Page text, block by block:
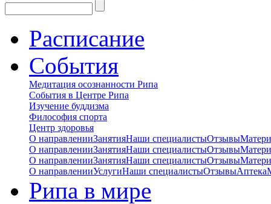
Расписание
События
Медитация осознанности Рипа
События в Центре Рипа
Изучение буддизма
Философия спорта
Центр здоровья
О направленииЗанятияНаши специалистыОтзывы
О направленииЗанятияНаши специалистыОтзывы
О направленииЗанятияНаши специалистыОтзывы
О направленииУслугиНаши специалистыОтзывыАптека
Рипа в мире